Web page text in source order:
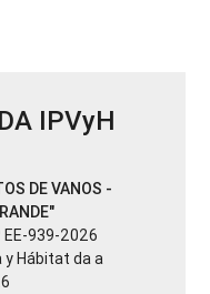
IPVyH
DE VANOS -
EE-939-2026
y Hábitat da a